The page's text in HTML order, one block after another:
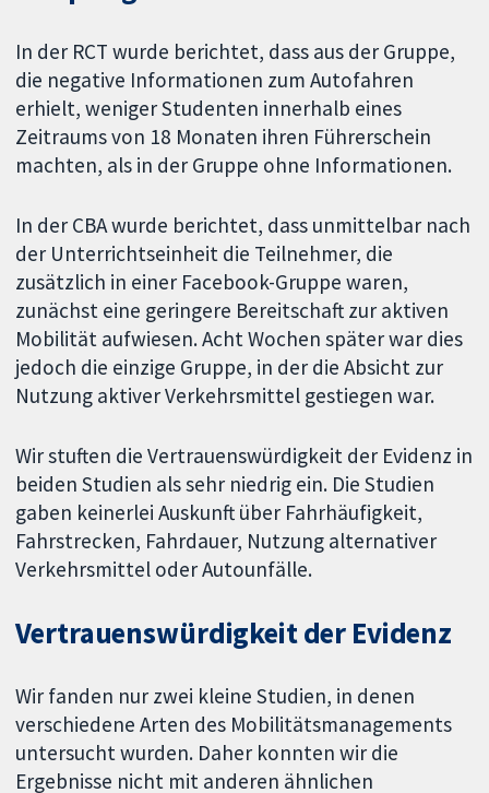
In der RCT wurde berichtet, dass aus der Gruppe,
die negative Informationen zum Autofahren
erhielt, weniger Studenten innerhalb eines
Zeitraums von 18 Monaten ihren Führerschein
machten, als in der Gruppe ohne Informationen.
In der CBA wurde berichtet, dass unmittelbar nach
der Unterrichtseinheit die Teilnehmer, die
zusätzlich in einer Facebook-Gruppe waren,
zunächst eine geringere Bereitschaft zur aktiven
Mobilität aufwiesen. Acht Wochen später war dies
jedoch die einzige Gruppe, in der die Absicht zur
Nutzung aktiver Verkehrsmittel gestiegen war.
Wir stuften die Vertrauenswürdigkeit der Evidenz in
beiden Studien als sehr niedrig ein. Die Studien
gaben keinerlei Auskunft über Fahrhäufigkeit,
Fahrstrecken, Fahrdauer, Nutzung alternativer
Verkehrsmittel oder Autounfälle.
Vertrauenswürdigkeit der Evidenz
Wir fanden nur zwei kleine Studien, in denen
verschiedene Arten des Mobilitätsmanagements
untersucht wurden. Daher konnten wir die
Ergebnisse nicht mit anderen ähnlichen